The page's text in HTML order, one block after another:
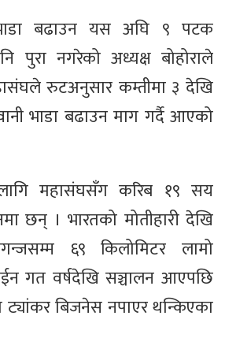
बढाउन यस अघि ९ पटक
पुरा नगरेको अध्यक्ष बोहोराले
रुटअनुसार कम्तीमा ३ देखि
भाडा बढाउन माग गर्दै आएको
महासंघसँग करिब १९ सय
छन् । भारतको मोतीहारी देखि
६९ किलोमिटर लामो
गत वर्षदेखि सञ्चालन आएपछि
बिजनेस नपाएर थन्किएका